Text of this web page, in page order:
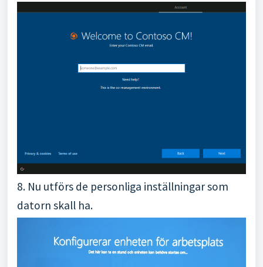
8. Nu utförs de personliga inställningar som
datorn skall ha.